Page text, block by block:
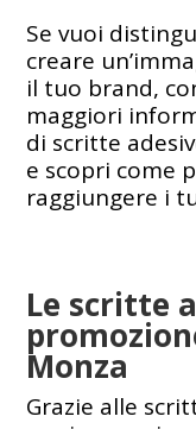
Se vuoi
creare
il tuo brand,
maggiori
di scritte
e scopri come
raggiungere i
Le scritte
Monza
Grazie alle